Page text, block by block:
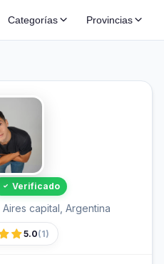
Categorías Provincias
Verificado
capital, Argentina
5.0(1)